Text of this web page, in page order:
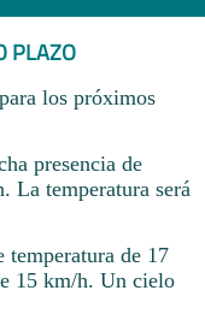
PLAZO
los próximos
presencia de
La temperatura será
de 17
15 km/h. Un cielo